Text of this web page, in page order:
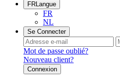
FRLangue
FR
NL
Se Connecter
Mot de passe oublié?
Nouveau client?
Connexion